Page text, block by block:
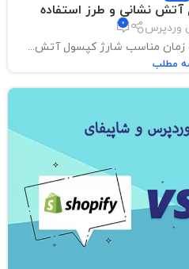
نشانی و طرز استفاده
0
زمان مناسب شارژ کپسول آتش...
مطلب